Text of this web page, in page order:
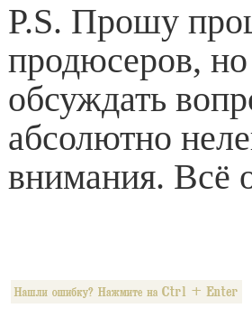
P.S. Прошу
продюсеров,
обсуждать
абсолютно
внимания. Всё